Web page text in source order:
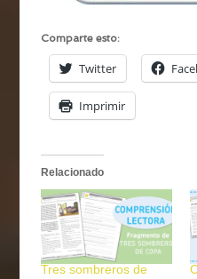
Comparte esto:
Twitter
Imprimir
Relacionado
Tres sombreros de